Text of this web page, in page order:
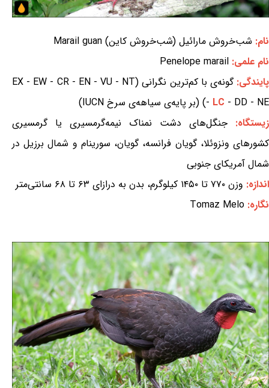
نام: شب‌خروش مارائیل (شب‌خروش کاین) Marail guan
نام علمی: Penelope marail
پایندگی:
گونه‌ی با کم‌ترین نگرانی (EX - EW - CR - EN - VU - NT
- LC - DD - NE) (بر پایه‌ی سیاهه‌ی سرخ IUCN)
زیستگاه: جنگل‌های دشت نمناک نیمه‌گرمسیری یا گرمسیری
کشورهای ونزوئلا، گویان فرانسه، گویان، سورینام و شمال برزیل در
شمال آمریکای جنوبی
اندازه: وزن ۷۷۰ تا ۱۴۵۰ کیلوگرم، بدن به درازای ۶۳ تا ۶۸ سانتی‌متر
نگاره: Tomaz Melo